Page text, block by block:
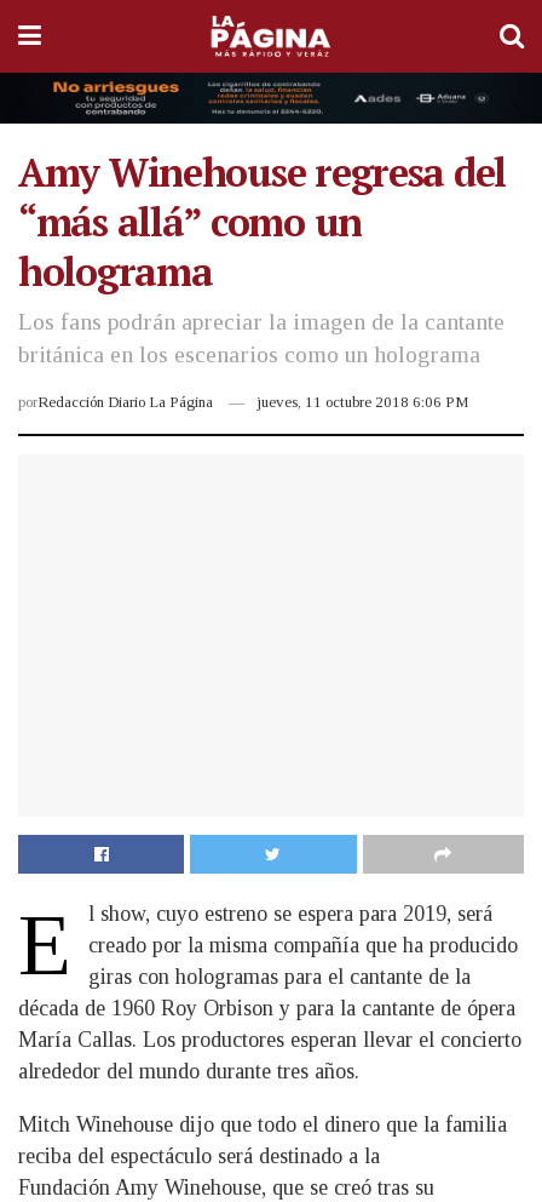
Amy Winehouse regresa del
“más allá” como un
holograma
Los fans podrán apreciar la imagen de la cantante
británica en los escenarios como un holograma
porRedacción Diario La Página jueves, 11 octubre 2018 6:06 PM
E
l show, cuyo estreno se espera para 2019, será
creado por la misma compañía que ha producido
giras con hologramas para el cantante de la
década de 1960 Roy Orbison y para la cantante de ópera
María Callas. Los productores esperan llevar el concierto
alrededor del mundo durante tres años.
Mitch Winehouse dijo que todo el dinero que la familia
reciba del espectáculo será destinado a la
Fundación Amy Winehouse, que se creó tras su